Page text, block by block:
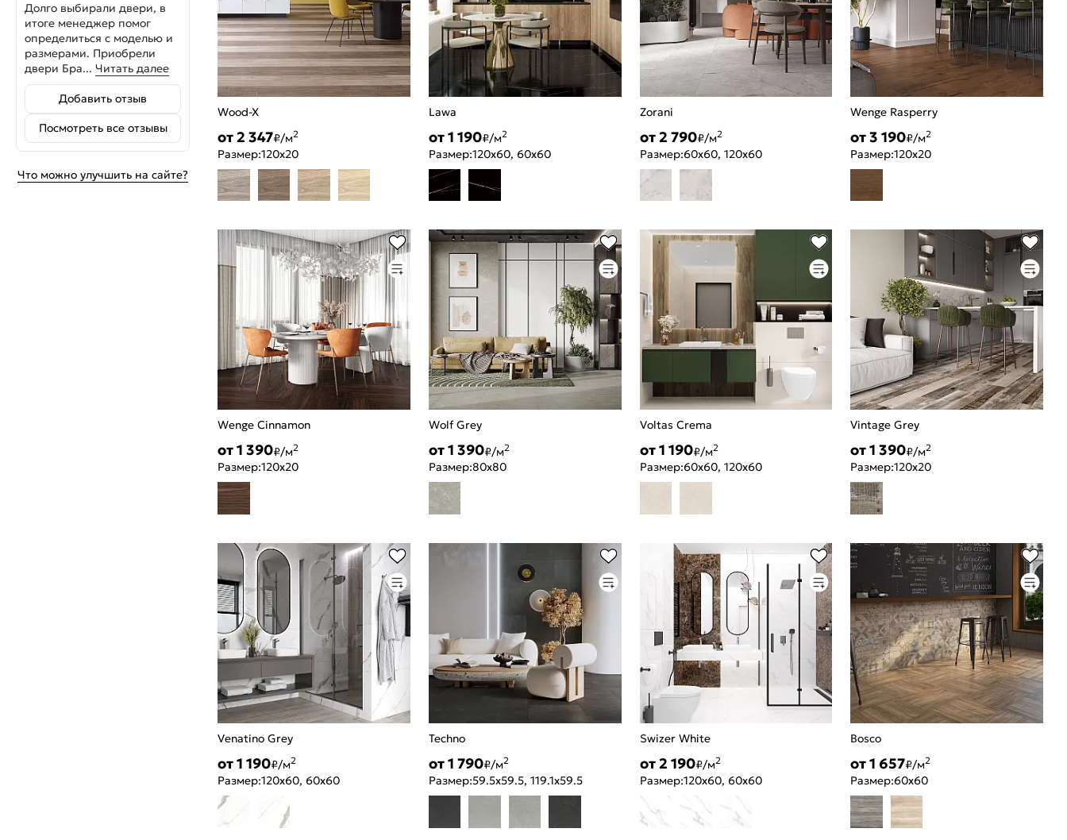
Долго выбирали двери, в
итоге менеджер помог
определиться с моделью и
размерами. Приобрели
двери Бра... Читать далее
Добавить отзыв
Посмотреть все отзывы
Что можно улучшить на сайте?
Wood-X
от 2 347₽/м2
Размер:120x20
Lawa
от 1 190₽/м2
Размер:120x60, 60x60
Zorani
от 2 790₽/м2
Размер:60x60, 120x60
Wenge Rasperry
от 3 190₽/м2
Размер:120x20
Wenge Cinnamon
от 1 390₽/м2
Размер:120x20
Wolf Grey
от 1 390₽/м2
Размер:80x80
Voltas Crema
от 1 190₽/м2
Размер:60x60, 120x60
Vintage Grey
от 1 390₽/м2
Размер:120x20
Venatino Grey
от 1 190₽/м2
Размер:120x60, 60x60
Techno
от 1 790₽/м2
Размер:59.5x59.5, 119.1x59.5
Swizer White
от 2 190₽/м2
Размер:120x60, 60x60
Bosco
от 1 657₽/м2
Размер:60x60